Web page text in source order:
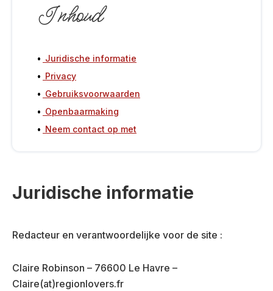
Inhoud
Juridische informatie
Privacy
Gebruiksvoorwaarden
Openbaarmaking
Neem contact op met
Juridische informatie
Redacteur en verantwoordelijke voor de site :
Claire Robinson – 76600 Le Havre –
Claire(at)regionlovers.fr